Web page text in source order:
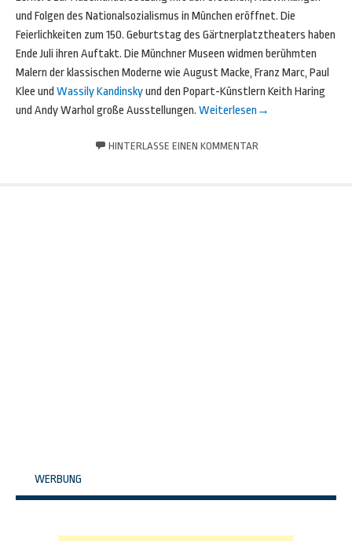
und Folgen des Nationalsozialismus in München eröffnet. Die
Feierlichkeiten zum 150. Geburtstag des Gärtnerplatztheaters haben
Ende Juli ihren Auftakt. Die Münchner Museen widmen berühmten
Malern der klassischen Moderne wie August Macke, Franz Marc, Paul
Klee und Wassily Kandinskyund den Popart-Künstlern Keith Haring
und Andy Warhol große Ausstellungen. Weiterlesen →
HINTERLASSE EINEN KOMMENTAR
WERBUNG